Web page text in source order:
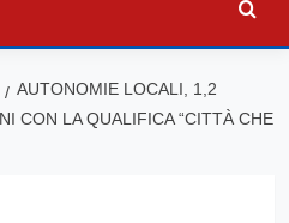
AUTONOMIE LOCALI, 1,2
CON LA QUALIFICA “CITTÀ CHE